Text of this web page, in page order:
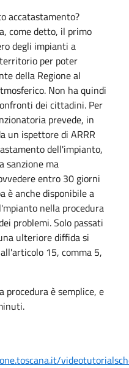
accatastamento?
come detto, il primo
degli impianti a
per poter
della Regione al
Non ha quindi
dei cittadini. Per
prevede, in
un ispettore di ARRR
dell'impianto,
sanzione ma
entro 30 giorni
è anche disponibile a
nella procedura
problemi. Solo passati
ulteriore diffida si
15, comma 5,
procedura è semplice, e